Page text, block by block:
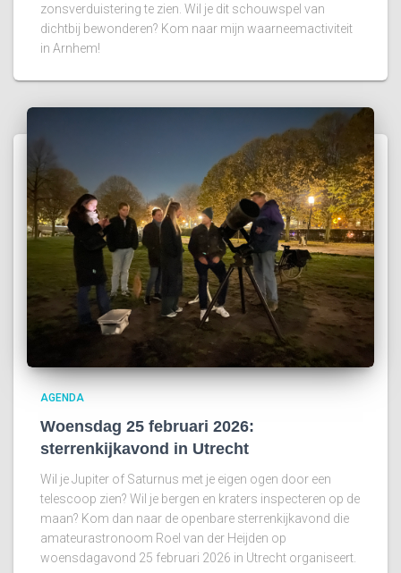
zonsverduistering te zien. Wil je dit schouwspel van
dichtbij bewonderen? Kom naar mijn waarneemactiviteit
in Arnhem!
AGENDA
Woensdag 25 februari 2026:
sterrenkijkavond in Utrecht
Wil je Jupiter of Saturnus met je eigen ogen door een
telescoop zien? Wil je bergen en kraters inspecteren op de
maan? Kom dan naar de openbare sterrenkijkavond die
amateurastronoom Roel van der Heijden op
woensdagavond 25 februari 2026 in Utrecht organiseert.